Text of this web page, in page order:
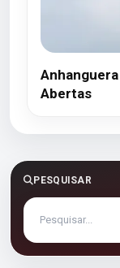
Abertas
PESQUISAR